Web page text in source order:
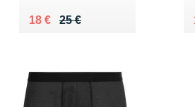
25 €
Au lieu de 25 €
18 €
Vendu 18 €